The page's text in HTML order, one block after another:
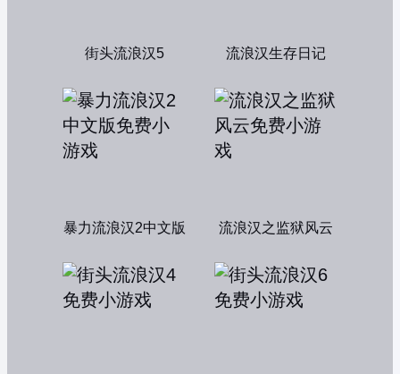
街头流浪汉5 流浪汉生存日记
暴力流浪汉2中文版 流浪汉之监狱风云